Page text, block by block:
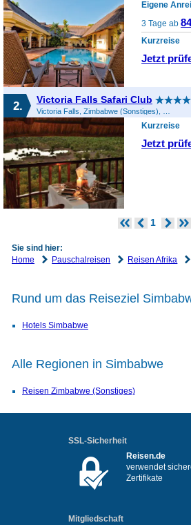
Eigene
3 Tage ab
Kurzreise
Jetzt
2. Victoria Falls Safari Club
Kurzreise
Jetzt
1
Sie sind hier:
Home
Pauschalreisen Reisen Afrika
Rund um das Reiseziel
Hotels Simbabwe
Alle Regionen in Simbabwe
Reisen Zimbabwe (Sonstiges)
SSL-Sicherheit
Reisen.de
verwendet
Zertifikate
Mitgliedschaft